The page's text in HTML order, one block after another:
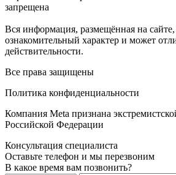
запрещена
Вся информация, размещённая на
ознакомительный характер и может
действительности.
Все права защищены
Политика конфиденциальности
Компания Meta признана
Российской Федерации
Консультация специалиста
Оставьте телефон и мы перезвоним
В какое время вам позвонить?